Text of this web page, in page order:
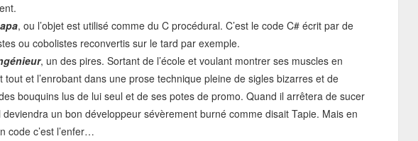
, ou l’objet est utilisé comme du C procédural. C’est le code C# écrit par de
ou cobolistes reconvertis sur le tard par exemple.
, un des pires. Sortant de l’école et voulant montrer ses muscles en
tout et l’enrobant dans une prose technique pleine de sigles bizarres et de
bouquins lus de lui seul et de ses potes de promo. Quand il arrêtera de sucer
deviendra un bon développeur sévèrement burné comme disait Tapie. Mais en
code c’est l’enfer…